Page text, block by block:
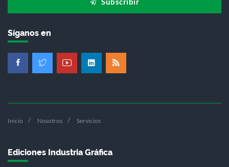
Síganos en
Inicio Nosotros Servicios
Ediciones Industria Gráfica